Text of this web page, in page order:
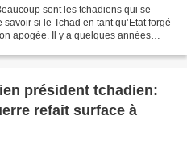
sont les tchadiens qui se
si le Tchad en tant qu’Etat forgé
apogée. Il y a quelques années
président tchadien:
refait surface à